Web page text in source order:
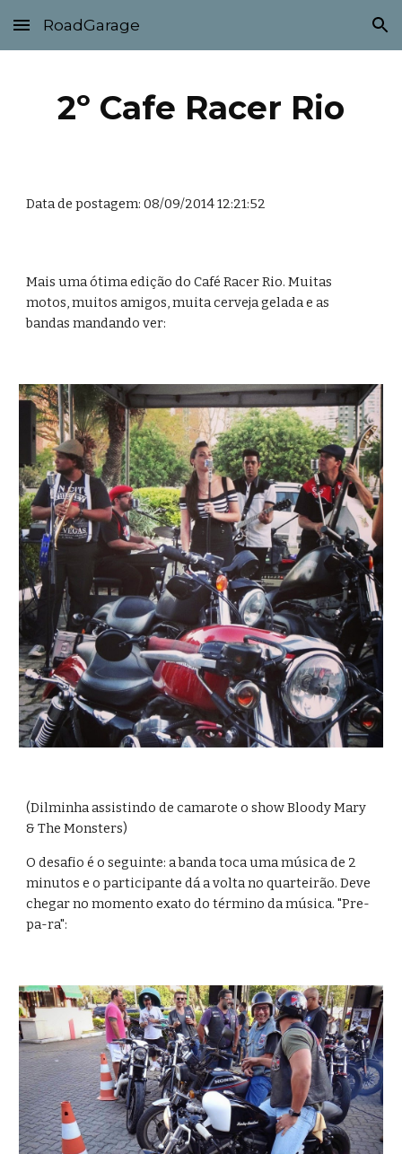
Skip to main content Skip to navigation
RoadGarage
2º Cafe Racer Rio
Data de postagem: 08/09/2014 12:21:52
Mais uma ótima edição do Café Racer Rio. Muitas
motos, muitos amigos, muita cerveja gelada e as
bandas mandando ver:
(Dilminha assistindo de camarote o show Bloody Mary
& The Monsters)
O desafio é o seguinte: a banda toca uma música de 2
minutos e o participante dá a volta no quarteirão. Deve
chegar no momento exato do término da música. "Pre-
pa-ra":